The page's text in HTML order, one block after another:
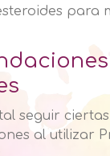
para
seguir ciertas
al utilizar